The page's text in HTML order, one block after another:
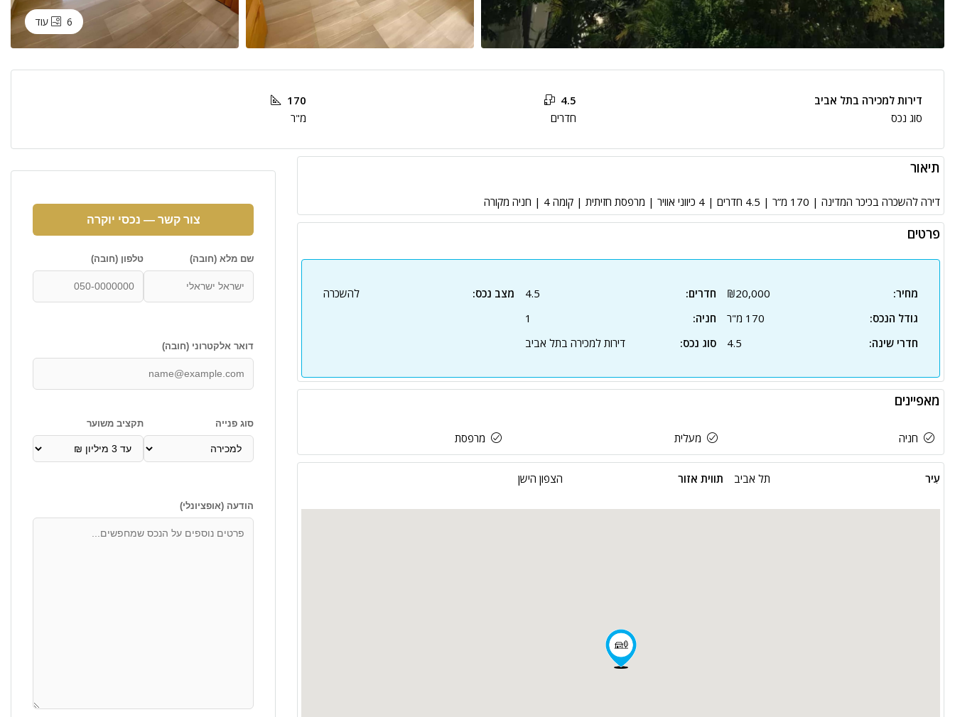
6 עוד
דירות למכירה בתל אביב
סוג נכס
4.5
חדרים
170
מ"ר
תיאור
דירה להשכרה בכיכר המדינה | 170 מ”ר | 4.5 חדרים | 4 כיווני אוויר | מרפסת חזיתית | קומה 4 | חניה מקורה
פרטים
מחיר:
₪20,000
גודל הנכס:
170 מ"ר
חדרי שינה:
4.5
חדרים:
4.5
חניה:
1
סוג נכס:
דירות למכירה בתל אביב
מצב נכס: להשכרה
מאפיינים
חניה מעלית מרפסת
עִיר תל אביב תווית אזור הצפון הישן
צור קשר — נכסי יוקרה
שם מלא (חובה) טלפון (חובה)
דואר אלקטרוני (חובה)
סוג פנייה תקציב משוער
הודעה (אופציונלי)